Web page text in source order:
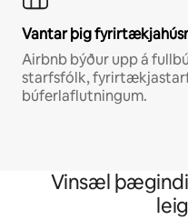
Vantar þig
Airbnb býður upp á
starfsfólk,
búferlaflutningum.
Vinsæl